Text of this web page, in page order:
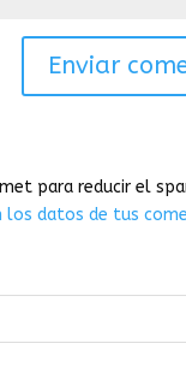
para reducir el
los datos de tus